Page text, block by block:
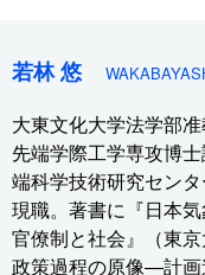
若林 悠
大東文化大学法学部
先端学際工学専攻博
端科学技術研究セン
現職。著書に『日本
官僚制と社会』（東
政策過程の原像―計画